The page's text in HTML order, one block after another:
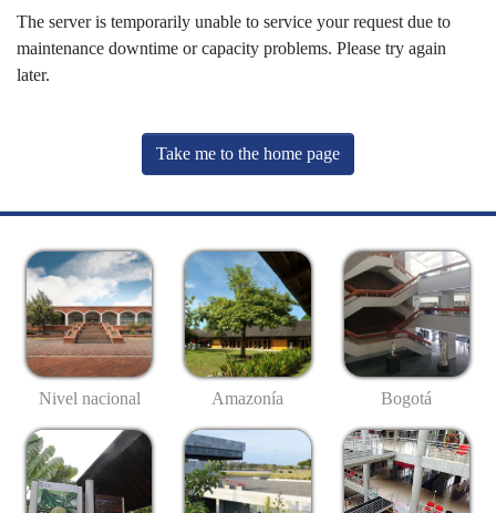
The server is temporarily unable to service your request due to
maintenance downtime or capacity problems. Please try again
later.
Take me to the home page
Nivel nacional Amazonía Bogotá